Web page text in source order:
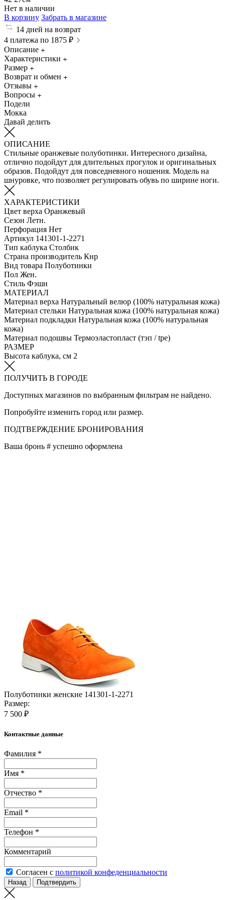
Нет в наличии
В корзину Забрать в магазине
14 дней на возврат
4 платежа по 1875 ₽
Описание
Характеристики
Размер
Возврат и обмен
Отзывы
Вопросы
Подели
Мокка
Давай делить
ОПИСАНИЕ
Стильные оранжевые полуботинки. Интересного дизайна,
отлично подойдут для длительных прогулок и оригинальных
образов. Подойдут для повседневного ношения. Модель на
шнуровке, что позволяет регулировать обувь по ширине ноги.
ХАРАКТЕРИСТИКИ
Цвет верха Оранжевый
Сезон Летн.
Перфорация Нет
Артикул 141301-1-2271
Тип каблука Столбик
Страна производитель Кнр
Вид товара Полуботинки
Пол Жен.
Стиль Фэшн
МАТЕРИАЛ
Материал верха Натуральный велюр (100% натуральная кожа)
Материал стельки Натуральная кожа (100% натуральная кожа)
Материал подкладки Натуральная кожа (100% натуральная
кожа)
Материал подошвы Термоэластопласт (тэп / tpe)
РАЗМЕР
Высота каблука, см 2
ПОЛУЧИТЬ В ГОРОДЕ
Доступных магазинов по выбранным фильтрам не найдено.
Попробуйте изменить город или размер.
ПОДТВЕРЖДЕНИЕ БРОНИРОВАНИЯ
Ваша бронь # успешно оформлена
Полуботинки женские 141301-1-2271
Размер:
7 500 ₽
Контактные данные
Фамилия *
Имя *
Отчество *
Email *
Телефон *
Комментарий
Согласен с политикой конфеденциальности
Назад Подтвердить